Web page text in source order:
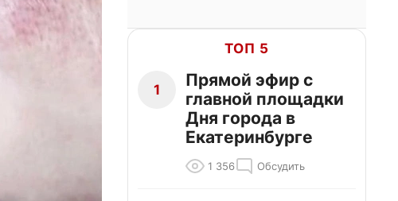
ТОП 5
1
Прямой эфир с
главной площадки
Дня города в
Екатеринбурге
1 356 Обсудить